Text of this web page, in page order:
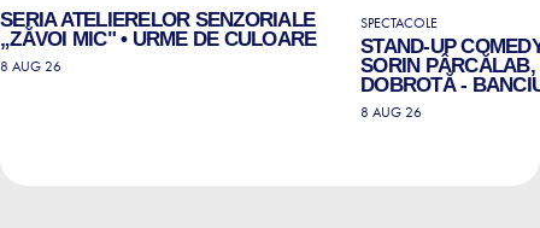
SERIA ATELIERELOR SENZORIALE
„ZĂVOI MIC" • URME DE CULOARE
8 AUG 26
SPECTACOLE
STAND-UP
SORIN PÂRCĂLAB,
DOBROTĂ -
8 AUG 26